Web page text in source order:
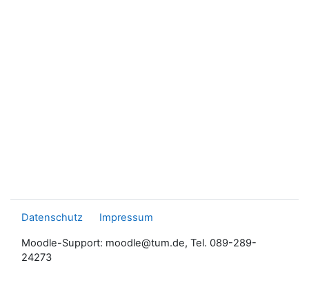
Datenschutz Impressum
Moodle-Support: moodle@tum.de, Tel. 089-289-
24273